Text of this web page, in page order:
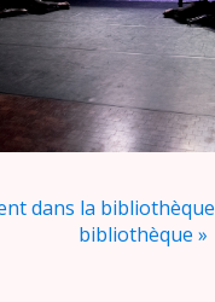
dans la bibliothèque
bibliothèque »